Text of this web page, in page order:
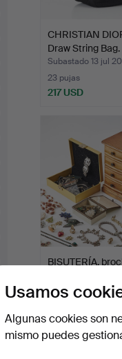
CHRISTIAN
Draw String Bag.
Subastado 13 jul
23 pujas
217 USD
BISUTERÍA,
Subastado 10 jul
160 USD
Usamos
Algunas cookies son
mismo puedes